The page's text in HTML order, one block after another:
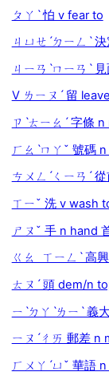
ㄆㄚˋ 怕 v fear to
ㄐㄩㄝˊㄉㄧㄥˋ
ㄐㄧㄢˋㄇㄧㄢˋ
V ㄌㄧㄡˊ 留
ㄗˋㄊㄧㄠˊ 字條
ㄏㄠˋㄇㄚˇ 號碼
ㄘㄨㄥˊㄑㄧㄢˊ
ㄒㄧˇ 洗 v wash
ㄕㄡˇ 手 n hand
ㄍㄠ ㄒㄧㄥˋ 高
ㄊㄡˊ 頭 dem/n
ㄧˋㄉㄚˋㄌㄧˋ 義
ㄧㄡˊㄔㄞ 郵差 n
ㄏㄨㄚˊㄩˇ 華語